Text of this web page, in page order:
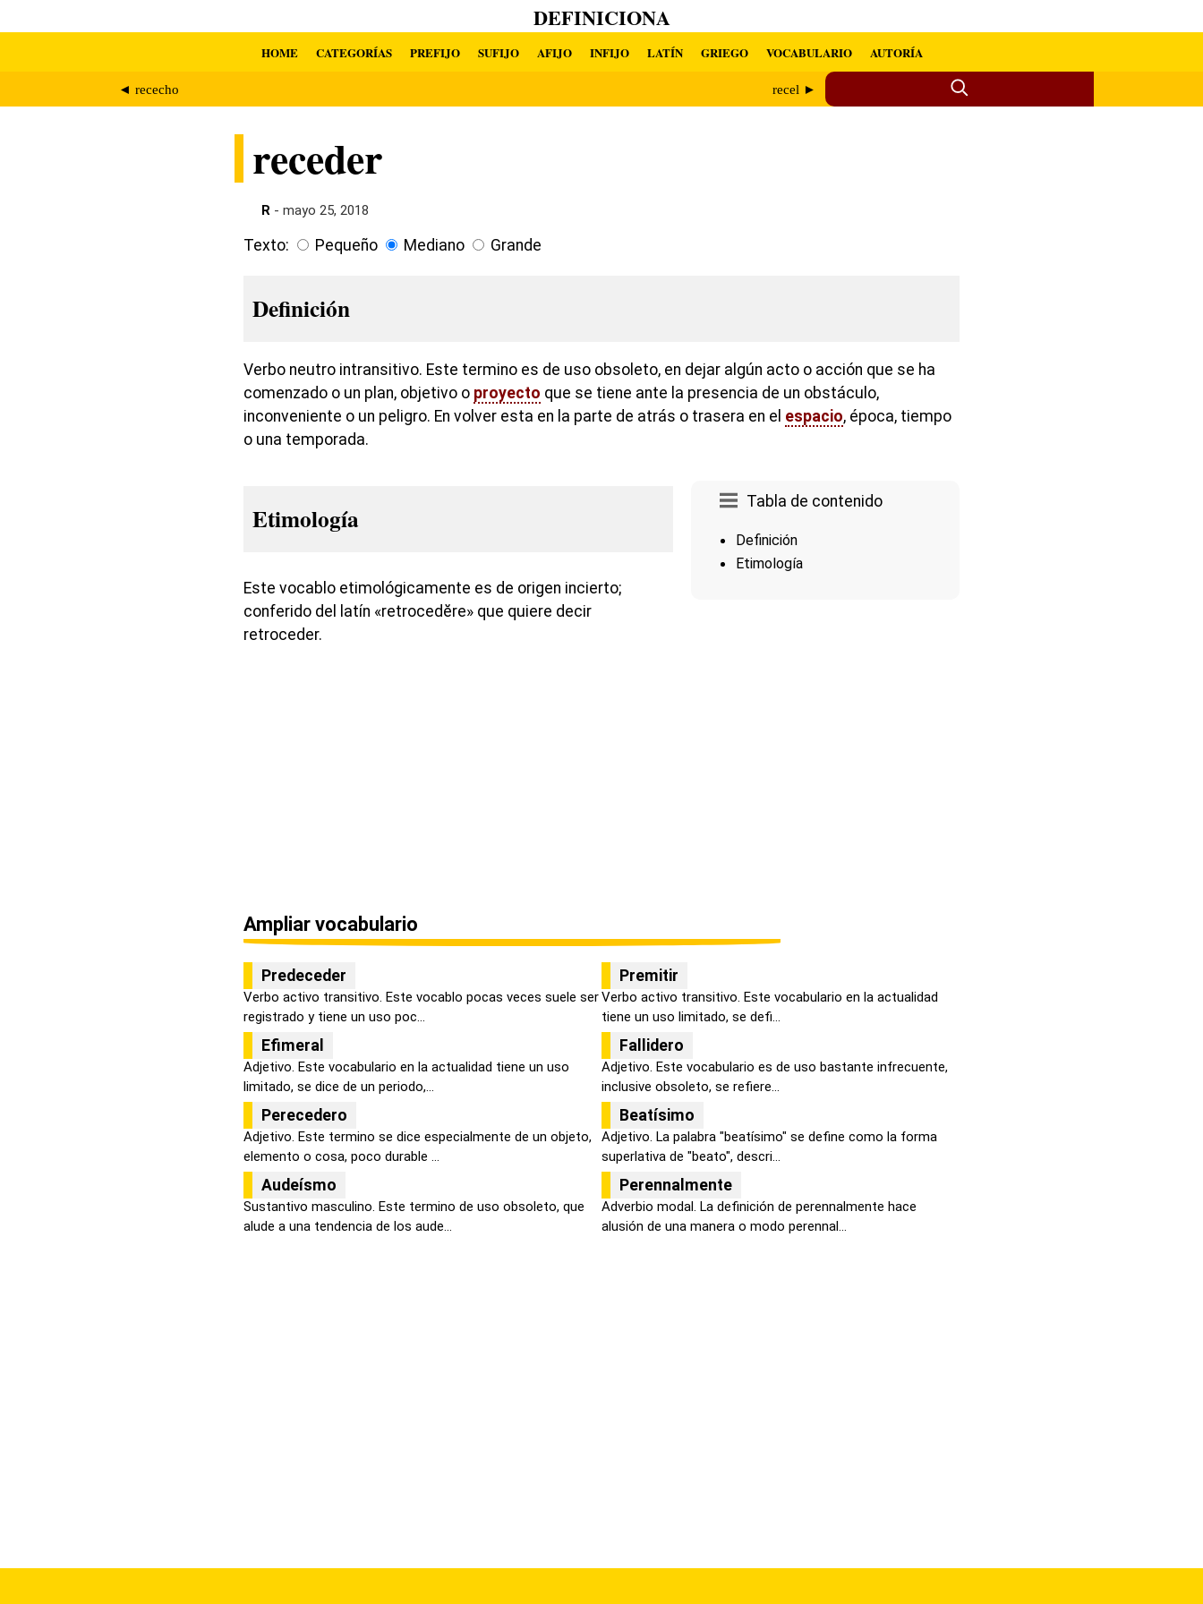
DEFINICIONA
HOME CATEGORÍAS PREFIJO SUFIJO AFIJO INFIJO LATÍN GRIEGO VOCABULARIO AUTORÍA
◄ rececho recel ►
receder
R - mayo 25, 2018
Texto: Pequeño Mediano Grande
Definición
Verbo neutro intransitivo. Este termino es de uso obsoleto, en dejar algún acto o acción que se ha
comenzado o un plan, objetivo o proyecto que se tiene ante la presencia de un obstáculo,
inconveniente o un peligro. En volver esta en la parte de atrás o trasera en el espacio, época, tiempo
o una temporada.
Tabla de contenido
Definición
Etimología
Etimología
Este vocablo etimológicamente es de origen incierto;
conferido del latín «retrocedĕre» que quiere decir
retroceder.
Ampliar vocabulario
Predeceder
Verbo activo transitivo. Este vocablo pocas veces suele ser
registrado y tiene un uso poc...
Premitir
Verbo activo transitivo. Este vocabulario en la actualidad
tiene un uso limitado, se defi...
Efimeral
Adjetivo. Este vocabulario en la actualidad tiene un uso
limitado, se dice de un periodo,...
Fallidero
Adjetivo. Este vocabulario es de uso bastante infrecuente,
inclusive obsoleto, se refiere...
Perecedero
Adjetivo. Este termino se dice especialmente de un objeto,
elemento o cosa, poco durable ...
Beatísimo
Adjetivo. La palabra "beatísimo" se define como la forma
superlativa de "beato", descri...
Audeísmo
Sustantivo masculino. Este termino de uso obsoleto, que
alude a una tendencia de los aude...
Perennalmente
Adverbio modal. La definición de perennalmente hace
alusión de una manera o modo perennal...